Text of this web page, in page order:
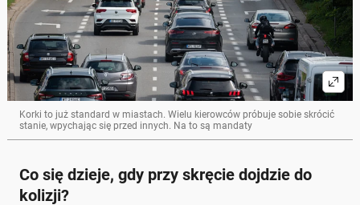
Korki to już standard w miastach. Wielu kierowców próbuje sobie skrócić
stanie, wpychając się przed innych. Na to są mandaty
Co się dzieje, gdy przy skręcie dojdzie do
kolizji?